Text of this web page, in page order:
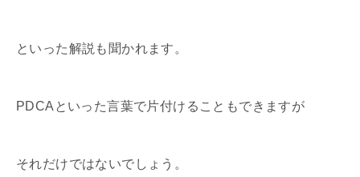
といった解説も聞かれます。
PDCAといった言葉で片付けることもできますが
それだけではないでしょう。